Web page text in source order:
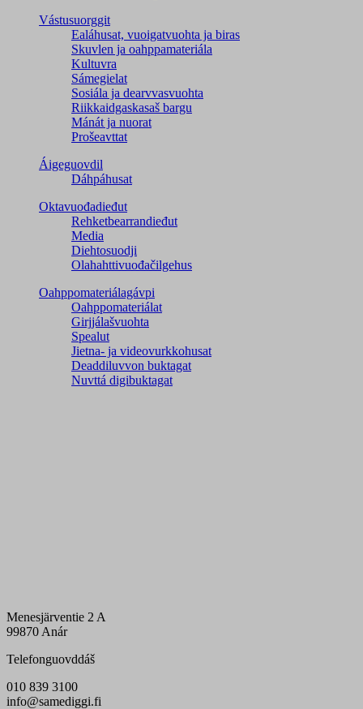
Vástusuorggit
Ealáhusat, vuoigatvuohta ja biras
Skuvlen ja oahppamateriála
Kultuvra
Sámegielat
Sosiála ja dearvvasvuohta
Riikkaidgaskasaš bargu
Mánát ja nuorat
Prošeavttat
Áigeguovdil
Dáhpáhusat
Oktavuođadieđut
Rehketbearrandieđut
Media
Diehtosuodji
Olahahttivuođačilgehus
Oahppomateriálagávpi
Oahppomateriálat
Girjjálašvuohta
Spealut
Jietna- ja videovurkkohusat
Deaddiluvvon buktagat
Nuvttá digibuktagat
Menesjärventie 2 A
99870 Anár
Telefonguovddáš
010 839 3100
info@samediggi.fi